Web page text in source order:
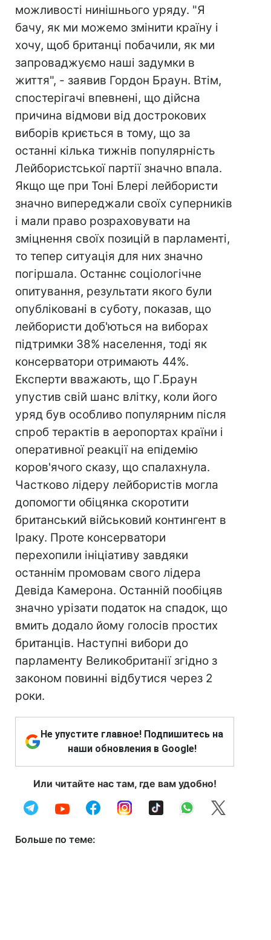
можливості нинішнього уряду. "Я
бачу, як ми можемо змінити країну і
хочу, щоб британці побачили, як ми
запроваджуємо наші задумки в
життя", - заявив Гордон Браун. Втім,
спостерігачі впевнені, що дійсна
причина відмови від дострокових
виборів криється в тому, що за
останні кілька тижнів популярність
Лейбористської партії значно впала.
Якщо ще при Тоні Блері лейбористи
значно випереджали своїх суперників
і мали право розраховувати на
зміцнення своїх позицій в парламенті,
то тепер ситуація для них значно
погіршала. Останнє соціологічне
опитування, результати якого були
опубліковані в суботу, показав, що
лейбористи доб'ються на виборах
підтримки 38% населення, тоді як
консерватори отримають 44%.
Експерти вважають, що Г.Браун
упустив свій шанс влітку, коли його
уряд був особливо популярним після
спроб терактів в аеропортах країни і
оперативної реакції на епідемію
коров'ячого сказу, що спалахнула.
Частково лідеру лейбористів могла
допомогти обіцянка скоротити
британський військовий контингент в
Іраку. Проте консерватори
перехопили ініціативу завдяки
останнім промовам свого лідера
Девіда Камерона. Останній пообіцяв
значно урізати податок на спадок, що
вмить додало йому голосів простих
британців. Наступні вибори до
парламенту Великобританії згідно з
законом повинні відбутися через 2
роки.
Не упустите главное! Подпишитесь на
наши обновления в Google!
Или читайте нас там, где вам удобно!
Больше по теме: